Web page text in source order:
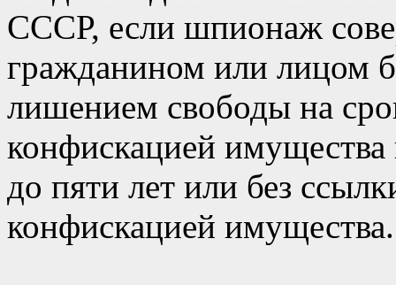
СССР, если шпионаж
гражданином или лицом
лишением свободы на
конфискацией имущества
до пяти лет или без
конфискацией имущества.